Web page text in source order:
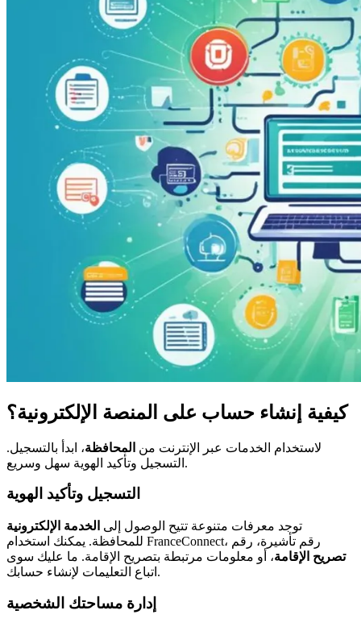
كيفية إنشاء حساب على المنصة الإلكترونية؟
لاستخدام الخدمات عبر الإنترنت من المحافظة، ابدأ بالتسجيل.
التسجيل وتأكيد الهوية سهل وسريع.
التسجيل وتأكيد الهوية
توجد معرفات متنوعة تتيح الوصول إلى الخدمة الإلكترونية
للمحافظة. يمكنك استخدام FranceConnect، رقم تأشيرة، رقم
تصريح الإقامة، أو معلومات مرتبطة بتصريح الإقامة. ما عليك سوى
اتباع التعليمات لإنشاء حسابك.
إدارة مساحتك الشخصية